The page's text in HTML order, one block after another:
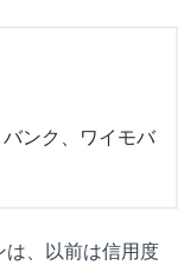
ンク、ワイモバ
は、以前は信用度